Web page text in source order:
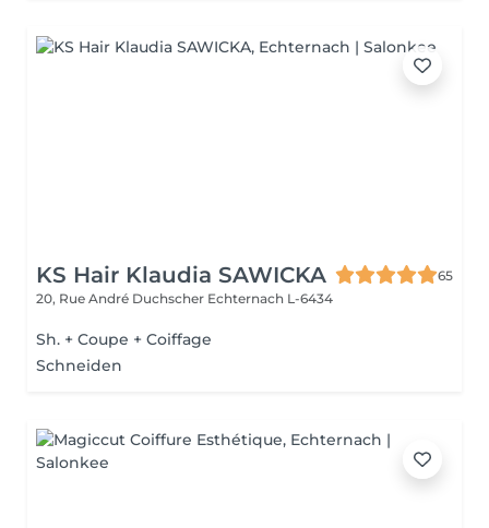
KS Hair Klaudia SAWICKA
65
20, Rue André Duchscher Echternach L-6434
Sh. + Coupe + Coiffage
Schneiden